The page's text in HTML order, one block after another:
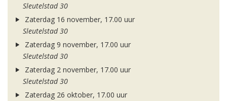
Sleutelstad 30
Zaterdag 16 november, 17.00 uur
Sleutelstad 30
Zaterdag 9 november, 17.00 uur
Sleutelstad 30
Zaterdag 2 november, 17.00 uur
Sleutelstad 30
Zaterdag 26 oktober, 17.00 uur